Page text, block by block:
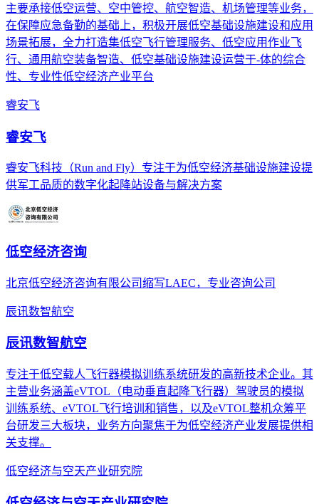
主要承接低空运营、空中管控、航空智造、机场管理等业务，
在保障应急备勤的基础上，积极开展低空基础设施建设和应用
场景拓展，全力打造集低空飞行管理服务、低空应用作业飞
行、通用航空装备智造、低空基础设施建设运营于-体的综合
性、专业性低空经济产业平台
睿安飞
睿安飞
睿安飞科技（Run and Fly）专注于为低空经济基础设施建设提
供军工品质的数字化起降站设备与解决方案
低空经济咨询
北京低空经济咨询有限公司缩写LAEC，专业咨询公司
辰讯数智航空
辰讯数智航空
专注于低空载人飞行器模拟训练系统研发的高新技术企业。其
主营业务涵盖eVTOL（电动垂直起降飞行器）驾驶员的模拟
训练系统、eVTOL飞行培训和销售，以及eVTOL整机众筹平
台研发三大板块，业务方向聚焦于为低空经济产业发展提供相
关支撑。
低空经济与空天产业研究院